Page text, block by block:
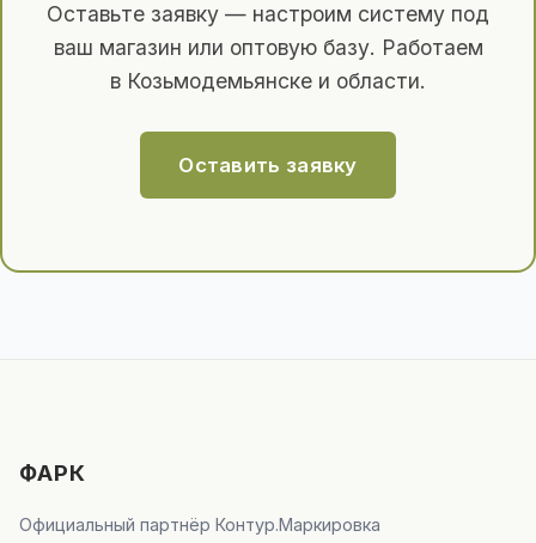
Оставьте заявку — настроим систему под
ваш магазин или оптовую базу. Работаем
в Козьмодемьянске и области.
Оставить заявку
ФАРК
Официальный партнёр Контур.Маркировка